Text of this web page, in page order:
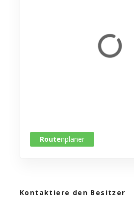
Routenplaner
Kontaktiere den Besitzer